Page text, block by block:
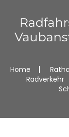
Home
Radverkehr